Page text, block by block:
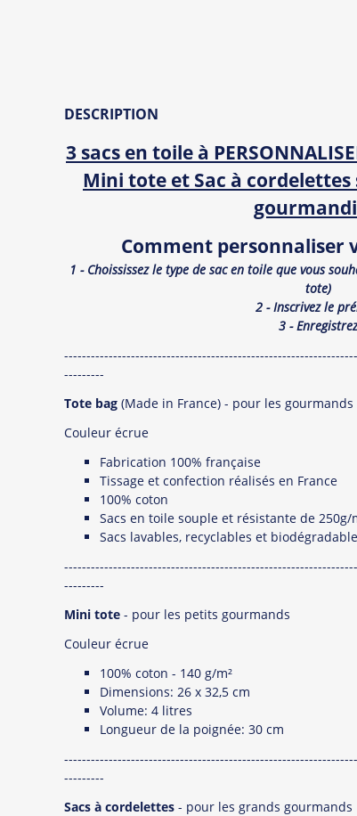
DESCRIPTION
3 sacs en toile à
Mini tote et Sac à
Comment personnaliser
1 - Choississez le type de sac en toile que vous
tote)
2 - Inscrivez le
3 - Enregistrez
---------
Tote bag (Made in France) - pour les
Couleur écrue
Fabrication 100% française
Tissage et confection réalisés en France
100% coton
Sacs en toile souple et résistante de 250g/
Sacs lavables, recyclables et
---------
Mini tote - pour les petits gourmands
Couleur écrue
100% coton - 140 g/m²
Dimensions: 26 x 32,5 cm
Volume: 4 litres
Longueur de la poignée: 30 cm
---------
Sacs à cordelettes - pour les grands gourmands